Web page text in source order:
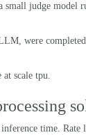
small judge model
, were
at scale tpu.
time. Rate